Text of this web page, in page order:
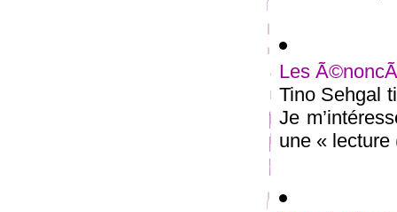
Les
Tino Sehgal
Je
une « lecture